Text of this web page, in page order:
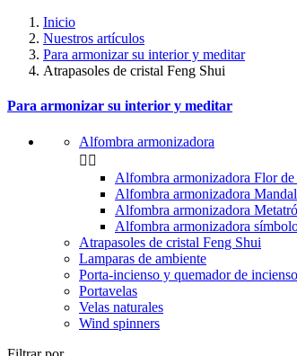
Inicio
Nuestros artículos
Para armonizar su interior y meditar
Atrapasoles de cristal Feng Shui
Para armonizar su interior y meditar
Alfombra armonizadora
 
Alfombra armonizadora Flor
Alfombra armonizadora
Alfombra armonizadora
Alfombra armonizadora
Atrapasoles de cristal Feng Shui
Lamparas de ambiente
Porta-incienso y quemador de incienso
Portavelas
Velas naturales
Wind spinners